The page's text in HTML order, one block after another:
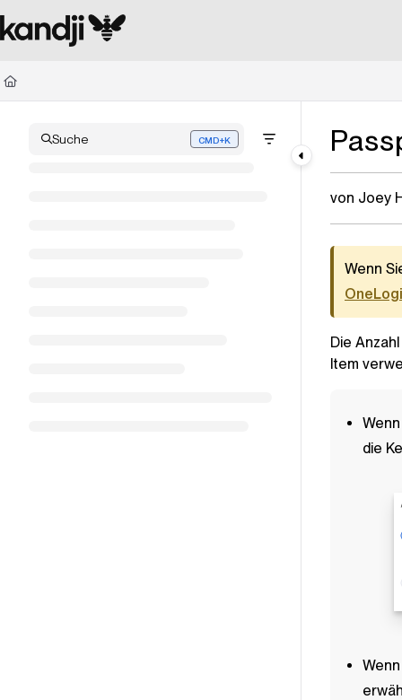
Documentation Index
Fetch the complete documentation index at:
Use this file to discover all available pages before exploring further.
Suche CMD+K
Press CMD+K to open search
von Joey
Wenn
Die
Item
die